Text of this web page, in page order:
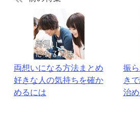
両想いになる方法まとめ
好きな人の気持ちを確か
めるには
振
き
治